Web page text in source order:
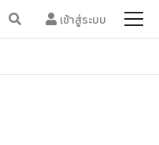
เข้าสู่ระบบ